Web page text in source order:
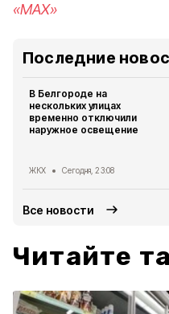
«MAX»
Последние
В Белгороде на
нескольких улицах
временно отключили
наружное освещение
ЖКХ Сегодня, 23:08
Все новости
Читайте